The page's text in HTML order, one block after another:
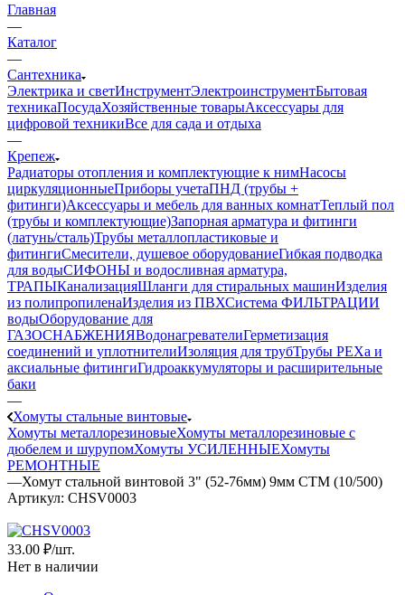
Главная
—
Каталог
—
Сантехника
Электрика и светИнструментЭлектроинструментБытовая
техникаПосудаХозяйственные товарыАксессуары для
цифровой техникиВсе для сада и отдыха
—
Крепеж
Радиаторы отопления и комплектующие к нимНасосы
циркуляционныеПриборы учетаПНД (трубы +
фитинги)Аксессуары и мебель для ванных комнатТеплый пол
(трубы и комплектующие)Запорная арматура и фитинги
(латунь/сталь)Трубы металлопластиковые и
фитингиСмесители, душевое оборудованиеГибкая подводка
для водыСИФОНЫ и водосливная арматура,
ТРАПЫКанализацияШланги для стиральных машинИзделия
из полипропиленаИзделия из ПВХСистема ФИЛЬТРАЦИИ
водыОборудование для
ГАЗОСНАБЖЕНИЯВодонагревателиГерметизация
соединений и уплотнителиИзоляция для трубТрубы PEXa и
аксиальные фитингиГидроаккумуляторы и расширительные
баки
—
Хомуты стальные винтовые
Хомуты металлорезиновыеХомуты металлорезиновые с
дюбелем и шурупомХомуты УСИЛЕННЫЕХомуты
РЕМОНТНЫЕ
—Хомут стальной винтовой 3" (52-76мм) 9мм CTM (10/500)
Артикул: CHSV0003
33.00 ₽/шт.
Нет в наличии